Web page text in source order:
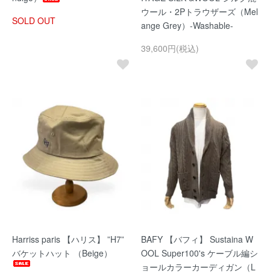
SOLD OUT
ウール・2Pトラウザーズ（Mel
ange Grey）-Washable-
39,600円(税込)
Harriss paris 【ハリス】 ”H7”
バケットハット （Beige）
BAFY 【バフィ】 Sustaina W
OOL Super100's ケーブル編シ
ョールカラーカーディガン（L